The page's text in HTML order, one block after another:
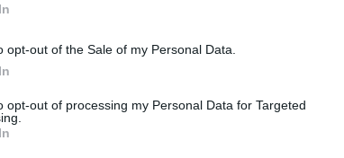
opt-out of the Sale of my Personal Data.
opt-out of processing my Personal Data for Targeted